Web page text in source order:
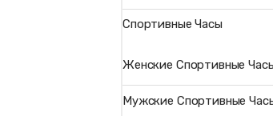
Спортивные Часы
Женские Спортивные
Мужские Спортивные